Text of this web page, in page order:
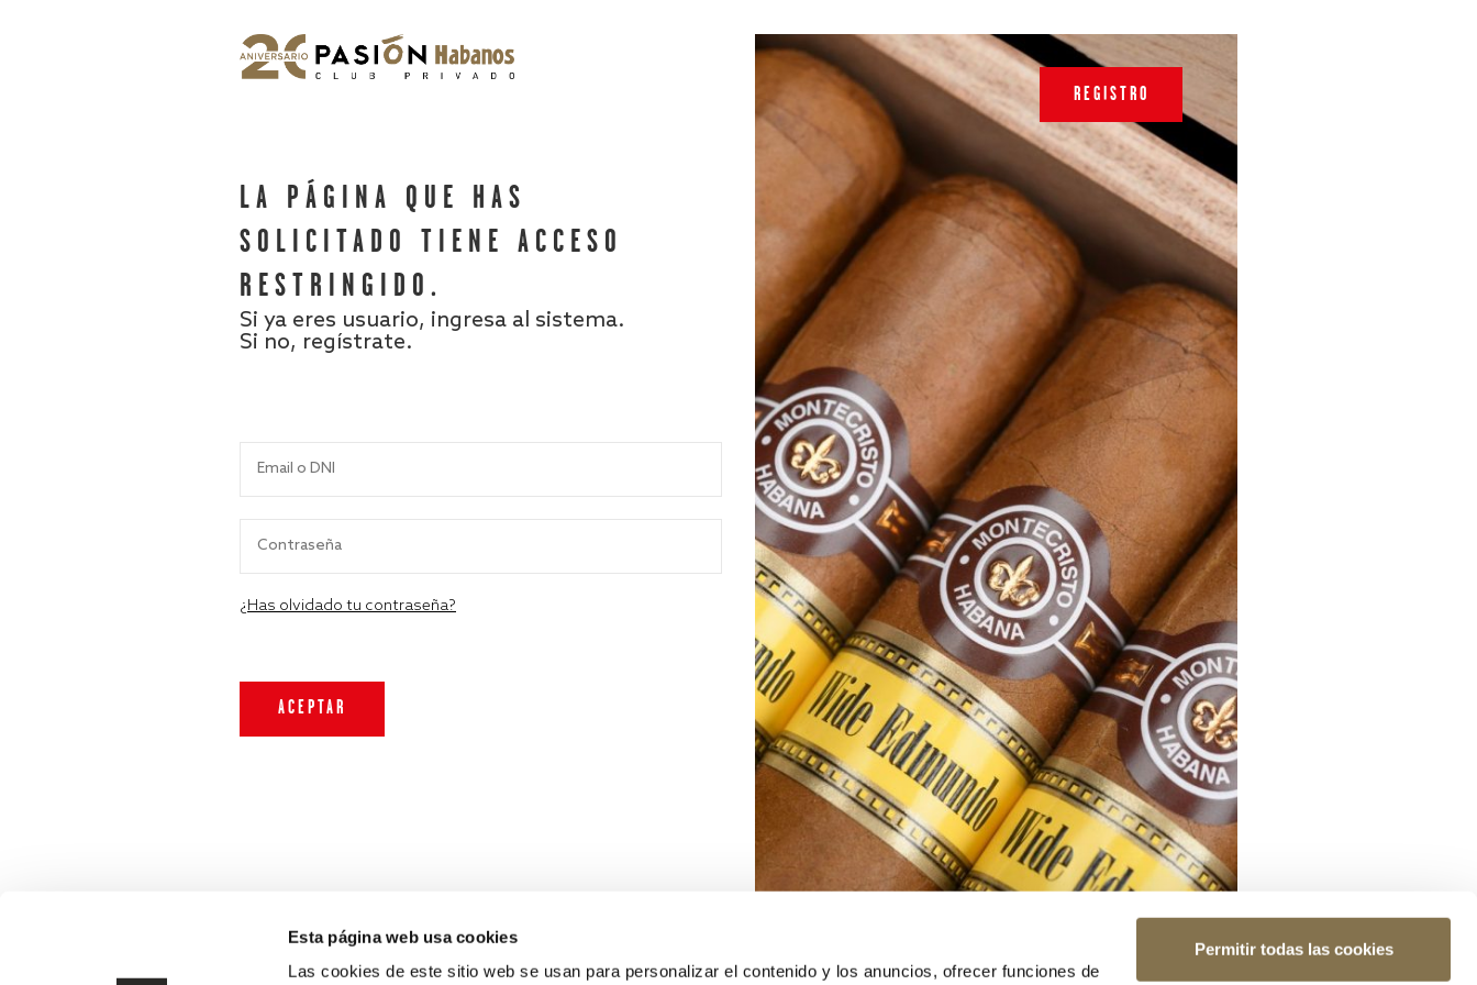
Esta página web usa cookies
Las cookies de este sitio web se usan para personalizar el contenido y los anuncios, ofrecer funciones de
Permitir todas las cookies
LA PÁGINA QUE HAS
SOLICITADO TIENE ACCESO
RESTRINGIDO.
Si ya eres usuario, ingresa al sistema.
Si no, regístrate.
¿Has olvidado tu contraseña?
REGISTRO